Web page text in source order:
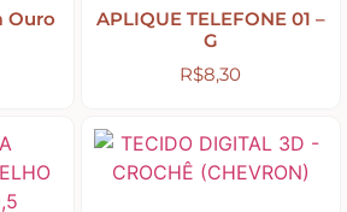
– Botons
Ouro
APLIQUE TELEFONE 01 –
G
R$8,30